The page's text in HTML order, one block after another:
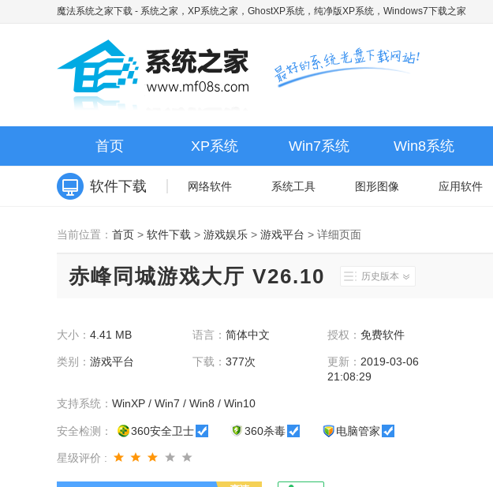
魔法系统之家下载 - 系统之家，XP系统之家，GhostXP系统，纯净版XP系统，Windows7下载之家
首页 XP系统 Win7系统 Win8系统
软件下载 网络软件 系统工具 图形图像 应用软件
当前位置： 首页 > 软件下载 > 游戏娱乐 > 游戏平台 > 详细页面
赤峰同城游戏大厅 V26.10 历史版本
大小： 4.41 MB 语言： 简体中文 授权：免费软件
类别： 游戏平台 下载： 377次 更新： 2019-03-06
21:08:29
支持系统： WinXP / Win7 / Win8 / Win10
安全检测： 360安全卫士 360杀毒 电脑管家
星级评价 :